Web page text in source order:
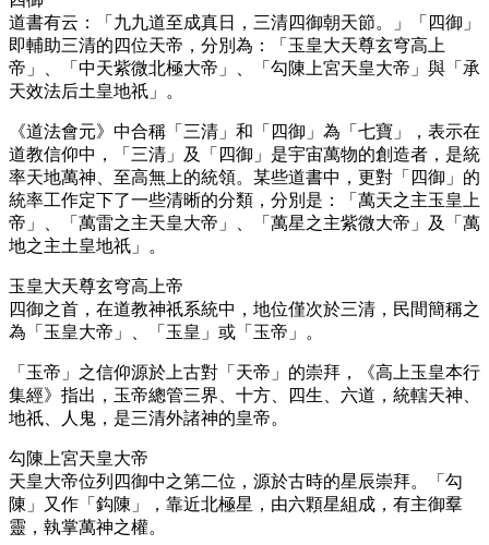
道書有云：「九九道至成真日，三清四御朝天節。」「四御」
即輔助三清的四位天帝，分別為：「玉皇大天尊玄穹高上
帝」、「中天紫微北極大帝」、「勾陳上宮天皇大帝」與「承
天效法后土皇地祇」。
《道法會元》中合稱「三清」和「四御」為「七寶」，表示在
道教信仰中，「三清」及「四御」是宇宙萬物的創造者，是統
率天地萬神、至高無上的統領。某些道書中，更對「四御」的
統率工作定下了一些清晰的分類，分別是：「萬天之主玉皇上
帝」、「萬雷之主天皇大帝」、「萬星之主紫微大帝」及「萬
地之主土皇地祇」。
玉皇大天尊玄穹高上帝
四御之首，在道教神祇系統中，地位僅次於三清，民間簡稱之
為「玉皇大帝」、「玉皇」或「玉帝」。
「玉帝」之信仰源於上古對「天帝」的崇拜，《高上玉皇本行
集經》指出，玉帝總管三界、十方、四生、六道，統轄天神、
地祇、人鬼，是三清外諸神的皇帝。
勾陳上宮天皇大帝
天皇大帝位列四御中之第二位，源於古時的星辰崇拜。「勾
陳」又作「鈎陳」，靠近北極星，由六顆星組成，有主御羣
靈，執掌萬神之權。